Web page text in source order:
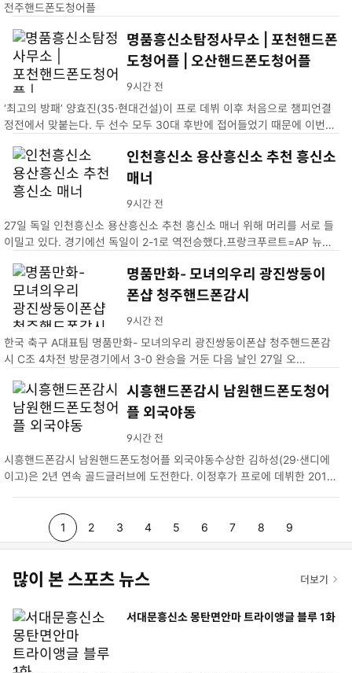
전주핸드폰도청어플
명품흥신소탐정사무소 | 포천핸드폰
도청어플 | 오산핸드폰도청어플
‘최고의 방패’ 양효진(35·현대건설)이 프로 데뷔 이후 처음으로 챔피언결
정전에서 맞붙는다. 두 선수 모두 30대 후반에 접어들었기 때문에 이번이
도청어플 | 오산핸드폰도청어플
9시간 전
인천흥신소 용산흥신소 추천 흥신소
매너
27일 독일 인천흥신소 용산흥신소 추천 흥신소 매너 위해 머리를 서로 들
이밀고 있다. 경기에선 독일이 2-1로 역전승했다.프랑크푸르트=AP 뉴시
9시간 전
명품만화- 모녀의우리 광진쌍둥이
폰샵 청주핸드폰감시
한국 축구 A대표팀 명품만화- 모녀의우리 광진쌍둥이폰샵 청주핸드폰감
시 C조 4차전 방문경기에서 3-0 완승을 거둔 다음 날인 27일 오…
9시간 전
시흥핸드폰감시 남원핸드폰도청어
플 외국야동
시흥핸드폰감시 남원핸드폰도청어플 외국야동수상한 김하성(29·샌디에
이고)은 2년 연속 골드글러브에 도전한다. 이정후가 프로에 데뷔한 2017
9시간 전
p
a
g
1 p
g
e
2
g
3
g
e
4
e
5
e
6
e
7
e
8
e
9
많이 본 스포츠 뉴스 더보기
서대문흥신소 몽탄면안마 트라이앵글 블루 1화